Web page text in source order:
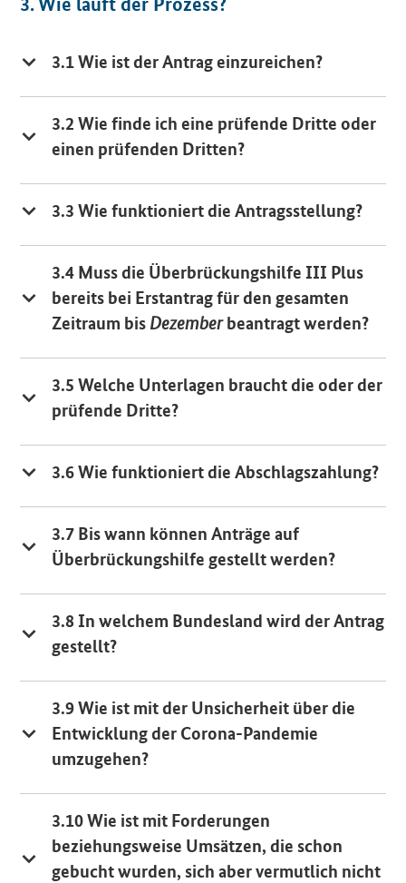
3.1 Wie ist der Antrag einzureichen?
3.2 Wie finde ich eine prüfende Dritte oder
einen prüfenden Dritten?
3.3 Wie funktioniert die Antragsstellung?
3.4 Muss die Überbrückungshilfe III Plus
bereits bei Erstantrag für den gesamten
Zeitraum bis Dezemberbeantragt werden?
3.5 Welche Unterlagen braucht die oder der
prüfende Dritte?
3.6 Wie funktioniert die Abschlagszahlung?
3.7 Bis wann können Anträge auf
Überbrückungshilfe gestellt werden?
3.8 In welchem Bundesland wird der Antrag
gestellt?
3.9 Wie ist mit der Unsicherheit über die
Entwicklung der Corona-Pandemie
umzugehen?
3.10 Wie ist mit Forderungen
beziehungsweise Umsätzen, die schon
gebucht wurden, sich aber vermutlich nicht